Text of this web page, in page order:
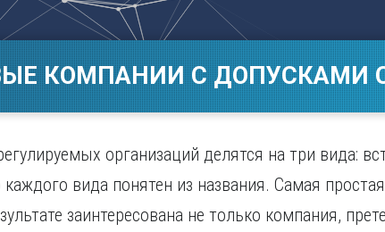
Махачкала
Мурманск
Н
Набережные Челны
Нижний Тагил
Новокузнецк
Новосибирск
КОМПАНИИ С ДОПУСКАМИ
организаций делятся на три вида:
вида понятен из названия. Самая
заинтересована не только компания,